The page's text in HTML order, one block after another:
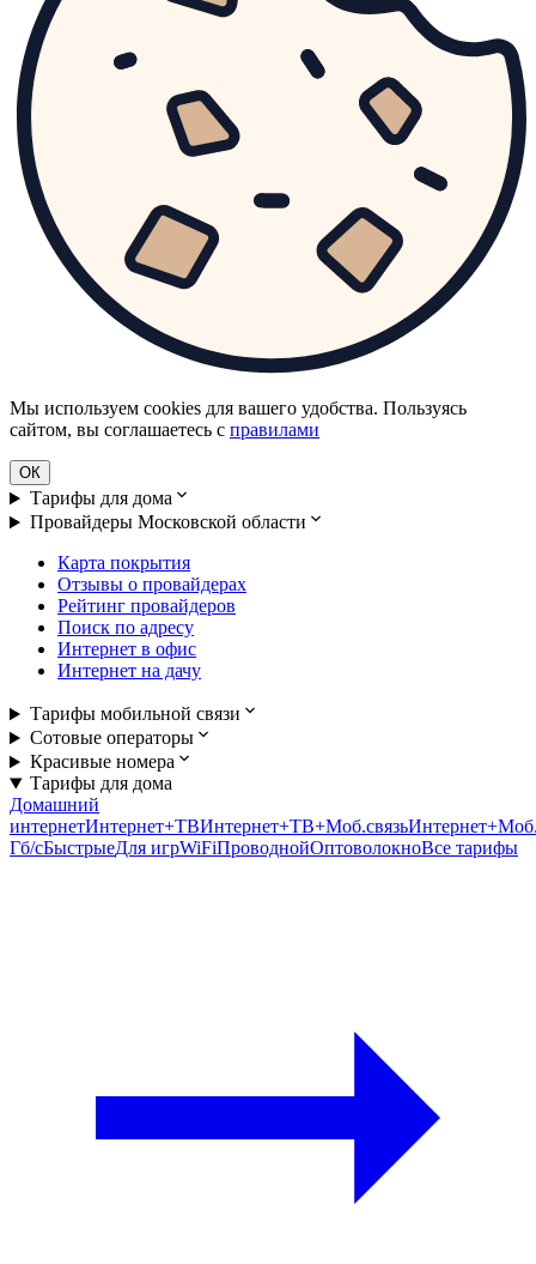
Мы используем cookies для вашего удобства. Пользуясь
сайтом, вы соглашаетесь с правилами
ОК
Тарифы для дома
Провайдеры Московской области
Карта покрытия
Отзывы о провайдерах
Рейтинг провайдеров
Поиск по адресу
Интернет в офис
Интернет на дачу
Тарифы мобильной связи
Сотовые операторы
Красивые номера
Тарифы для дома
Домашний
интернетИнтернет+ТВИнтернет+ТВ+Моб.связь
Гб/cБыстрыеДля игрWiFiПроводнойОптоволокноВсе тарифы